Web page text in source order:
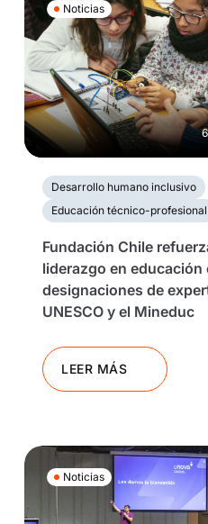
Noticias
Desarrollo humano inclusivo
Educación técnico-profesional
Fundación Chile
liderazgo en educación
designaciones de
UNESCO y el Mineduc
LEER MÁS
Noticias